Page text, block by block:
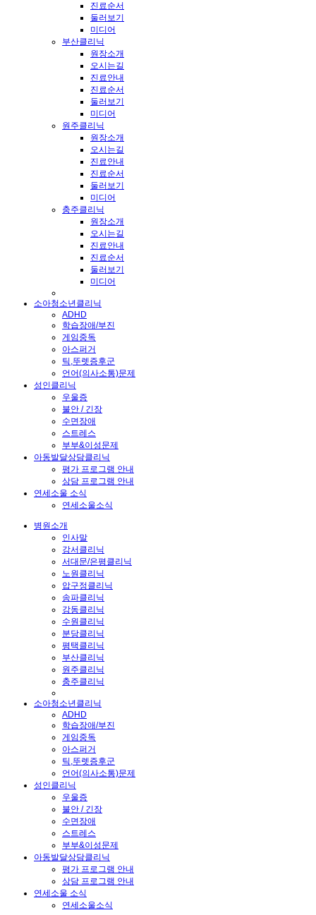
진료순서
둘러보기
미디어
부산클리닉
원장소개
오시는길
진료안내
진료순서
둘러보기
미디어
원주클리닉
원장소개
오시는길
진료안내
진료순서
둘러보기
미디어
충주클리닉
원장소개
오시는길
진료안내
진료순서
둘러보기
미디어
소아청소년클리닉
ADHD
학습장애/부진
게임중독
아스퍼거
틱,뚜렛증후군
언어(의사소통)문제
성인클리닉
우울증
불안 / 긴장
수면장애
스트레스
부부&이성문제
아동발달상담클리닉
평가 프로그램 안내
상담 프로그램 안내
연세소울 소식
연세소울소식
병원소개
인사말
강서클리닉
서대문/은평클리닉
노원클리닉
압구정클리닉
송파클리닉
강동클리닉
수원클리닉
분당클리닉
평택클리닉
부산클리닉
원주클리닉
충주클리닉
소아청소년클리닉
ADHD
학습장애/부진
게임중독
아스퍼거
틱,뚜렛증후군
언어(의사소통)문제
성인클리닉
우울증
불안 / 긴장
수면장애
스트레스
부부&이성문제
아동발달상담클리닉
평가 프로그램 안내
상담 프로그램 안내
연세소울 소식
연세소울소식